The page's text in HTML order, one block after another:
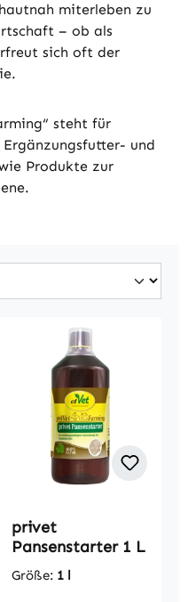
miterleben zu
– ob als
sich oft der
steht für
und
Produkte zur
privet
Pansenstarter 1 L
Größe: 1 l